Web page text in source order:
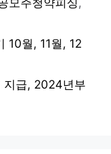
모주청약피싱,
10월, 11월, 12
지급, 2024년부